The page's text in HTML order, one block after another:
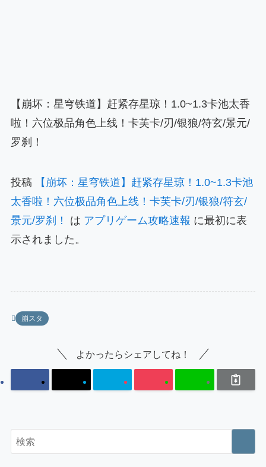
【崩坏：星穹铁道】赶紧存星琼！1.0~1.3卡池太香
啦！六位极品角色上线！卡芙卡/刃/银狼/符玄/景元/
罗刹！
投稿
【崩坏：星穹铁道】赶紧存星琼！1.0~1.3卡池
太香啦！六位极品角色上线！卡芙卡/刃/银狼/符玄/
景元/罗刹！
は アプリゲーム攻略速報 に最初に表
示されました。
崩スタ
よかったらシェアしてね！